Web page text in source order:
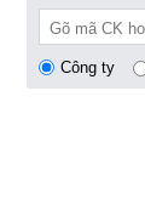
Công ty